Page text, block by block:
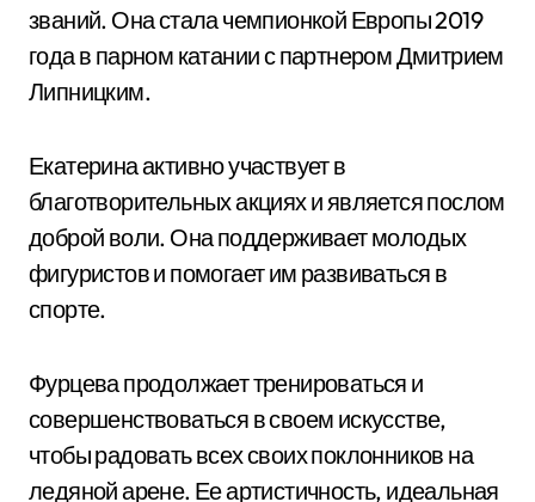
званий. Она стала чемпионкой Европы 2019
года в парном катании с партнером Дмитрием
Липницким.
Екатерина активно участвует в
благотворительных акциях и является послом
доброй воли. Она поддерживает молодых
фигуристов и помогает им развиваться в
спорте.
Фурцева продолжает тренироваться и
совершенствоваться в своем искусстве,
чтобы радовать всех своих поклонников на
ледяной арене. Ее артистичность, идеальная